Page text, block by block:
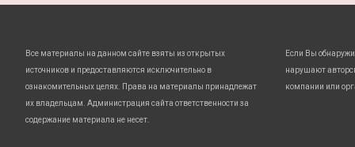
Все материалы на данном сайте взяты из открытых
источников и предоставляются исключительно в
ознакомительных целях. Права на материалы принадлежат
их владельцам. Администрация сайта ответственности за
содержание материала не несет.
Если Вы
нарушают
компании или